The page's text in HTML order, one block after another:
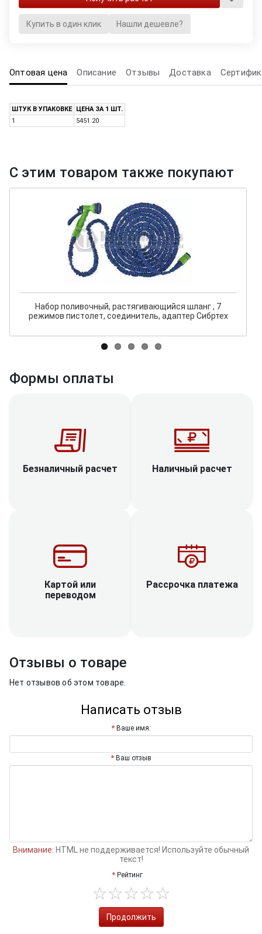
Купить в один клик Нашли дешевле?
Оптовая цена Описание Отзывы Доставка
ШТУК В УПАКОВКЕ
ЦЕНА ЗА 1 ШТ.
1
5451.20
С этим товаром также покупают
Набор поливочный, растягивающийся шланг , 7
режимов пистолет, соединитель, адаптер Сибртех
Формы оплаты
Безналичный расчет Наличный расчет
Картой или
переводом
Рассрочка платежа
Отзывы о товаре
Нет отзывов об этом товаре.
Написать отзыв
Ваше имя:
Ваш отзыв
Внимание: HTML не поддерживается! Используйте обычный
текст!
Рейтинг
Продолжить